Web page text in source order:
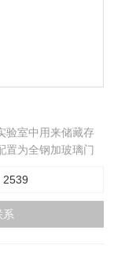
验室中用来储藏存
置为全钢加玻璃门
平整无焊点。所
。
2539
系